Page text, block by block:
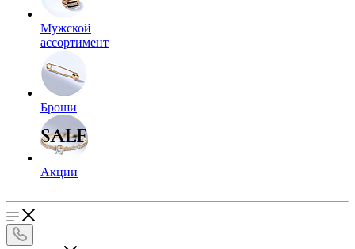
Мужской
ассортимент
Броши
Акции